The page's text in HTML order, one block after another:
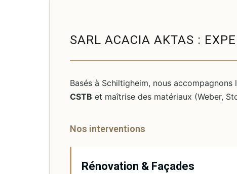
SARL ACACIA AKTAS :
Basés à Schiltigheim, nous
CSTB et maîtrise des matériaux (Weber,
Nos interventions
Rénovation & Façades